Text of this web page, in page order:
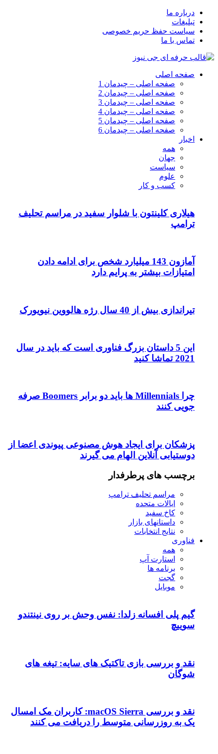
درباره ما
تبلیغات
سیاست حفظ حریم خصوصی
تماس با ما
صفحه اصلی
صفحه اصلی – چیدمان 1
صفحه اصلی – چیدمان 2
صفحه اصلی – چیدمان 3
صفحه اصلی – چیدمان 4
صفحه اصلی – چیدمان 5
صفحه اصلی – چیدمان 6
اخبار
همه
جهان
سیاست
علوم
کسب و کار
هیلاری کلینتون با شلوار سفید در مراسم تحلیف
ترامپ
آمازون 143 میلیارد شخص برای ادامه دادن
امتیازات بیشتر به پرایم دارد
تیراندازی بیش از 40 سال رژه هالووین نیویورک
این 5 داستان بزرگ فناوری است که باید در سال
2021 تماشا کنید
چرا Millennials ها باید دو برابر Boomers صرفه
جویی کنند
پزشکان برای ایجاد هوش مصنوعی پیوندی اعضا از
دوستیابی آنلاین الهام می گیرند
برچسب های پرطرفدار
مراسم تحلیف ترامپ
ایالات متحده
کاخ سفید
داستانهای بازار
نتایج انتخابات
فناوری
همه
استارت آپ
برنامه ها
گجت
موبایل
گیم پلی افسانه زلدا: نفس وحش بر روی نینتندو
سوییچ
نقد و بررسی بازی تاکتیک های سایه: تیغه های
شوگان
نقد و بررسی macOS Sierra: کاربران مک امسال
یک به روزرسانی متوسط را دریافت می کنند